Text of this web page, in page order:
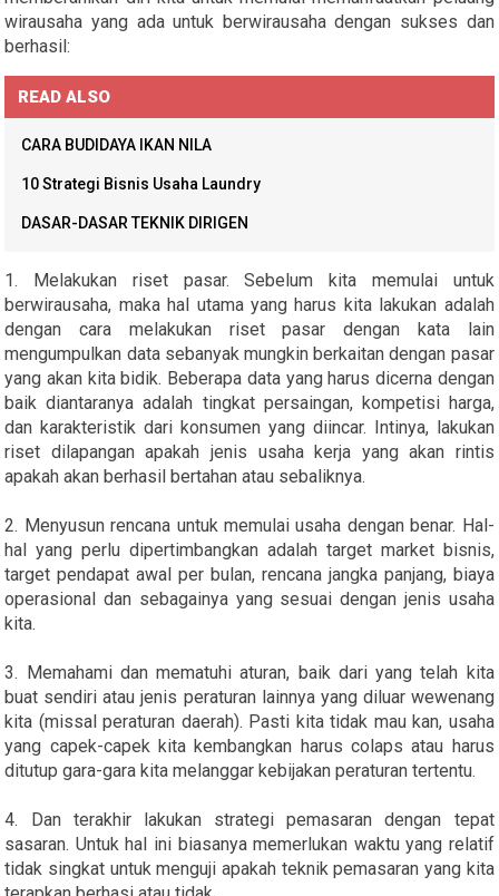
wirausaha yang ada untuk berwirausaha dengan sukses dan
berhasil:
READ ALSO
CARA BUDIDAYA IKAN NILA
10 Strategi Bisnis Usaha Laundry
DASAR-DASAR TEKNIK DIRIGEN
1. Melakukan riset pasar. Sebelum kita memulai untuk
berwirausaha, maka hal utama yang harus kita lakukan adalah
dengan cara melakukan riset pasar dengan kata lain
mengumpulkan data sebanyak mungkin berkaitan dengan pasar
yang akan kita bidik. Beberapa data yang harus dicerna dengan
baik diantaranya adalah tingkat persaingan, kompetisi harga,
dan karakteristik dari konsumen yang diincar. Intinya, lakukan
riset dilapangan apakah jenis usaha kerja yang akan rintis
apakah akan berhasil bertahan atau sebaliknya.
2. Menyusun rencana untuk memulai usaha dengan benar. Hal-
hal yang perlu dipertimbangkan adalah target market bisnis,
target pendapat awal per bulan, rencana jangka panjang, biaya
operasional dan sebagainya yang sesuai dengan jenis usaha
kita.
3. Memahami dan mematuhi aturan, baik dari yang telah kita
buat sendiri atau jenis peraturan lainnya yang diluar wewenang
kita (missal peraturan daerah). Pasti kita tidak mau kan, usaha
yang capek-capek kita kembangkan harus colaps atau harus
ditutup gara-gara kita melanggar kebijakan peraturan tertentu.
4. Dan terakhir lakukan strategi pemasaran dengan tepat
sasaran. Untuk hal ini biasanya memerlukan waktu yang relatif
tidak singkat untuk menguji apakah teknik pemasaran yang kita